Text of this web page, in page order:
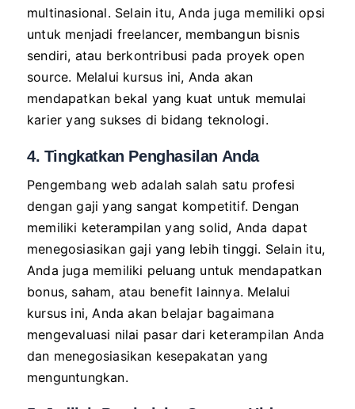
multinasional. Selain itu, Anda juga memiliki opsi
untuk menjadi freelancer, membangun bisnis
sendiri, atau berkontribusi pada proyek open
source. Melalui kursus ini, Anda akan
mendapatkan bekal yang kuat untuk memulai
karier yang sukses di bidang teknologi.
4. Tingkatkan Penghasilan Anda
Pengembang web adalah salah satu profesi
dengan gaji yang sangat kompetitif. Dengan
memiliki keterampilan yang solid, Anda dapat
menegosiasikan gaji yang lebih tinggi. Selain itu,
Anda juga memiliki peluang untuk mendapatkan
bonus, saham, atau benefit lainnya. Melalui
kursus ini, Anda akan belajar bagaimana
mengevaluasi nilai pasar dari keterampilan Anda
dan menegosiasikan kesepakatan yang
menguntungkan.